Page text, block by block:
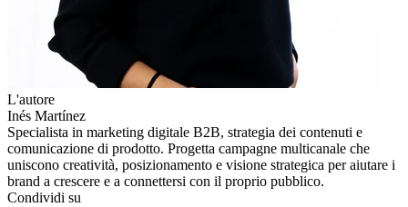
L'autore
Inés Martínez
Specialista in marketing digitale B2B, strategia dei contenuti e
comunicazione di prodotto. Progetta campagne multicanale che
uniscono creatività, posizionamento e visione strategica per aiutare i
brand a crescere e a connettersi con il proprio pubblico.
Condividi su